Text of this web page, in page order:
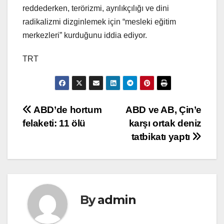
reddederken, terörizmi, ayrılıkçılığı ve dini
radikalizmi dizginlemek için “mesleki eğitim
merkezleri” kurduğunu iddia ediyor.
TRT
Yazı
ABD ve AB, Çin’e
karşı ortak deniz
tatbikatı yaptı
ABD’de hortum
felaketi: 11 ölü
Byadmin